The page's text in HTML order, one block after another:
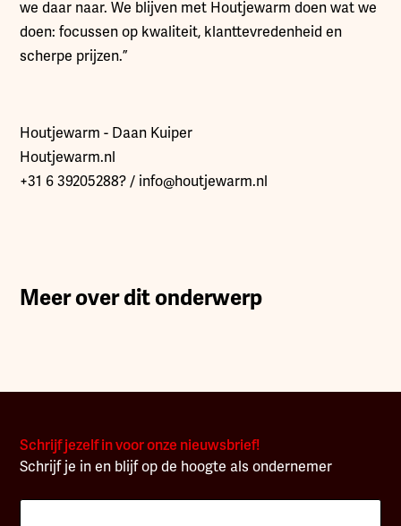
we daar naar. We blijven met Houtjewarm doen wat we
doen: focussen op kwaliteit, klanttevredenheid en
scherpe prijzen.”
Houtjewarm - Daan Kuiper
Houtjewarm.nl
+31 6 39205288? / info@houtjewarm.nl
Meer over dit onderwerp
Schrijf jezelf in voor onze nieuwsbrief!
Schrijf je in en blijf op de hoogte als ondernemer